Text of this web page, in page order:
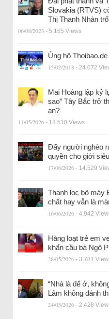
Slovakia (RTVS)
Thị Thanh Nhàn
06/08/2023 - 5.165 Views
Ủng hộ Thoibao.de
15/02/2018 - 24.072
Mai Hoàng lập kỷ
sao” Tây Bắc trở
an?
11/05/2026 - 18.510 Views
Đẩy người nghèo
quyền cho giới
17/06/2026 - 14.529
Thanh lọc bộ máy
chất hay vẫn là
16/06/2026 - 4.942
Hàng loạt trẻ em
khẩn cầu bà Ngô
28/05/2026 - 3.781
“Nhà là để ở,
Lâm không đánh
24/05/2026 - 2.428